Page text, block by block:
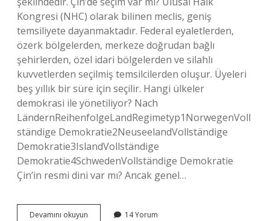
Kongresi (NHC) olarak bilinen meclis, geniş
temsiliyete dayanmaktadır. Federal eyaletlerden,
özerk bölgelerden, merkeze doğrudan bağlı
şehirlerden, özel idari bölgelerden ve silahlı
kuvvetlerden seçilmiş temsilcilerden oluşur. Üyeleri
beş yıllık bir süre için seçilir. Hangi ülkeler
demokrasi ile yönetiliyor? Nach
LändernReihenfolgeLandRegimetyp1NorwegenVoll
ständige Demokratie2NeuseelandVollständige
Demokratie3IslandVollständige
Demokratie4SchwedenVollständige Demokratie
Çin’in resmi dini var mı? Ancak genel…
Devamını okuyun 14 Yorum